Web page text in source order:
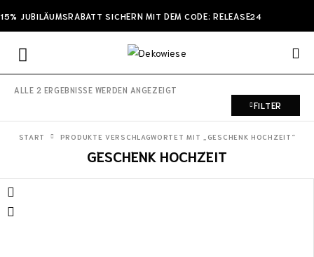
15% JUBILÄUMSRABATT SICHERN MIT DEM CODE: RELEASE24
ALLE 2 ERGEBNISSE WERDEN ANGEZEIGT
FILTER
GESCHENK HOCHZEIT
START PRODUKTE VERSCHLAGWORTET MIT „GESCHENK HOCHZEIT“